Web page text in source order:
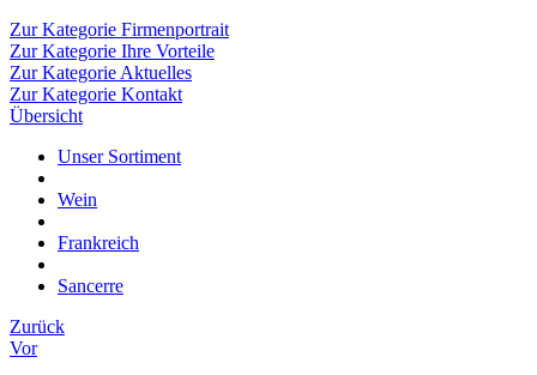
Zur Kategorie Firmenportrait
Zur Kategorie Ihre Vorteile
Zur Kategorie Aktuelles
Zur Kategorie Kontakt
Übersicht
Unser Sortiment
Wein
Frankreich
Sancerre
Zurück
Vor